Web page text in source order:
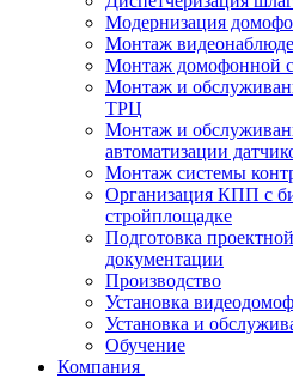
Модернизация
Монтаж
Монтаж домофонной
Монтаж и
ТРЦ
Монтаж и
автоматизации
Монтаж системы
Организация КПП с
стройплощадке
Подготовка
документации
Производство
Установка
Установка и
Обучение
Компания